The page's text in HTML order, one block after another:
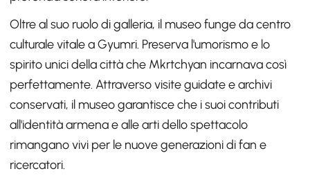
Oltre al suo ruolo di galleria, il museo funge da centro
culturale vitale a Gyumri. Preserva l'umorismo e lo
spirito unici della città che Mkrtchyan incarnava così
perfettamente. Attraverso visite guidate e archivi
conservati, il museo garantisce che i suoi contributi
all'identità armena e alle arti dello spettacolo
rimangano vivi per le nuove generazioni di fan e
ricercatori.